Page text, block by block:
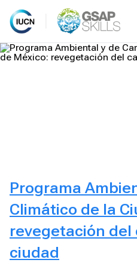
Skip
to
Programa
Climático de la
revegetación del
ciudad